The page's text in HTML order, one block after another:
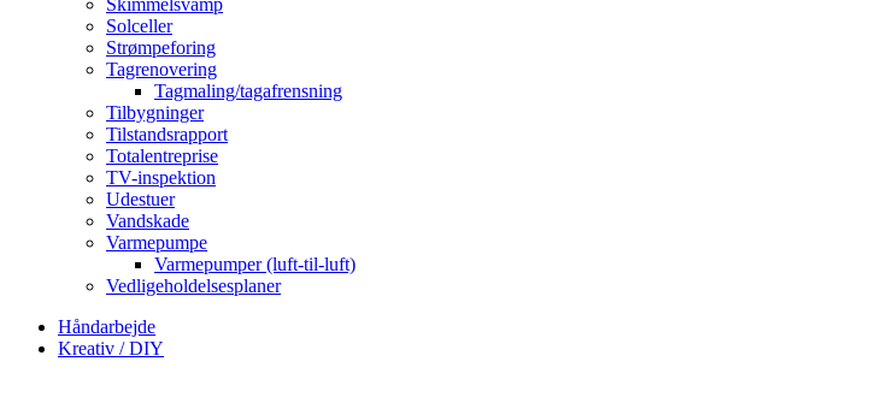
Skimmelsvamp
Solceller
Strømpeforing
Tagrenovering
Tagmaling/tagafrensning
Tilbygninger
Tilstandsrapport
Totalentreprise
TV-inspektion
Udestuer
Vandskade
Varmepumpe
Varmepumper (luft-til-luft)
Vedligeholdelsesplaner
Håndarbejde
Kreativ / DIY